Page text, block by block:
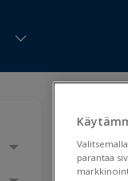
ja
parantaa